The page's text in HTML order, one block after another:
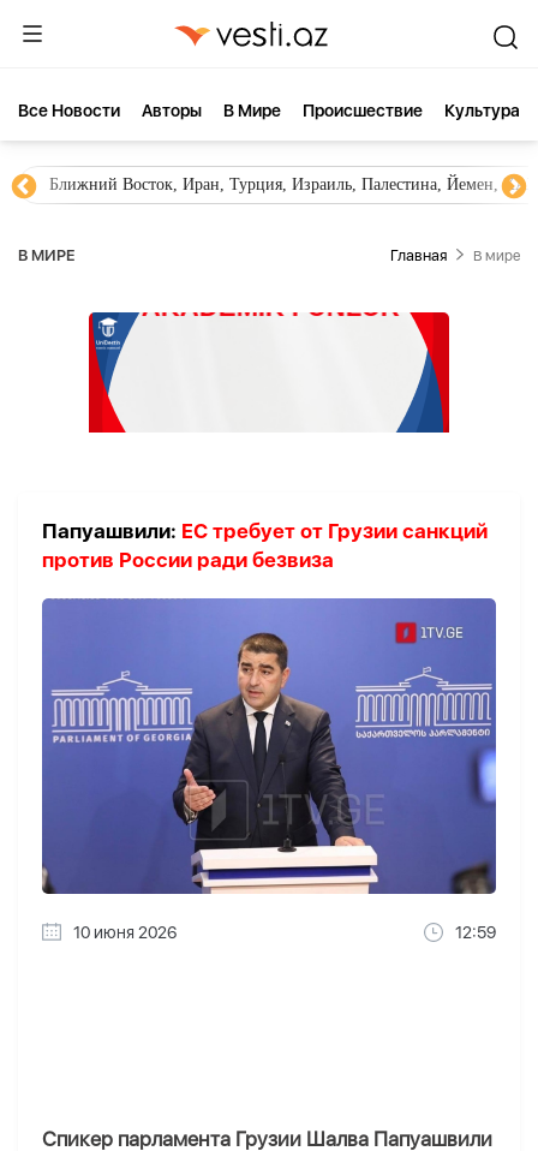
Все Новости Aвторы В Мире Происшествие Культура
Ближний Восток, Иран, Турция, Израиль, Палестина, Йемен,
В МИРЕ Главная В мире
Папуашвили: ЕС требует от Грузии санкций
против России ради безвиза
10 июня 2026 12:59
Спикер парламента Грузии Шалва Папуашвили